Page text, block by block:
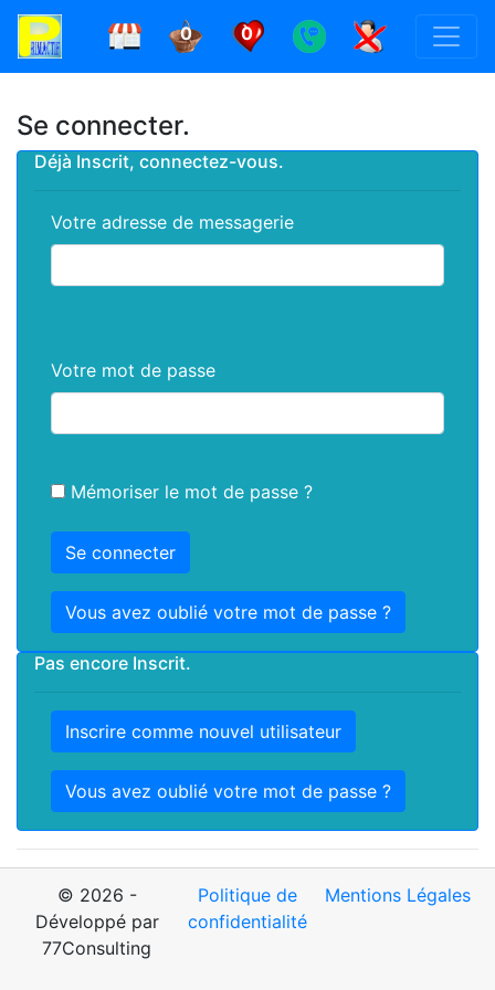
0 0
Se connecter.
Déjà Inscrit, connectez-vous.
Votre adresse de messagerie
Votre mot de passe
Mémoriser le mot de passe ?
Vous avez oublié votre mot de passe ?
Pas encore Inscrit.
Inscrire comme nouvel utilisateur
Vous avez oublié votre mot de passe ?
© 2026 -
Développé par
77Consulting
Politique de
confidentialité
Mentions Légales